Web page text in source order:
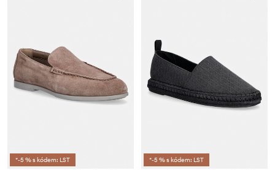
*-5 % s kódem: LST *-5 % s kódem: LST